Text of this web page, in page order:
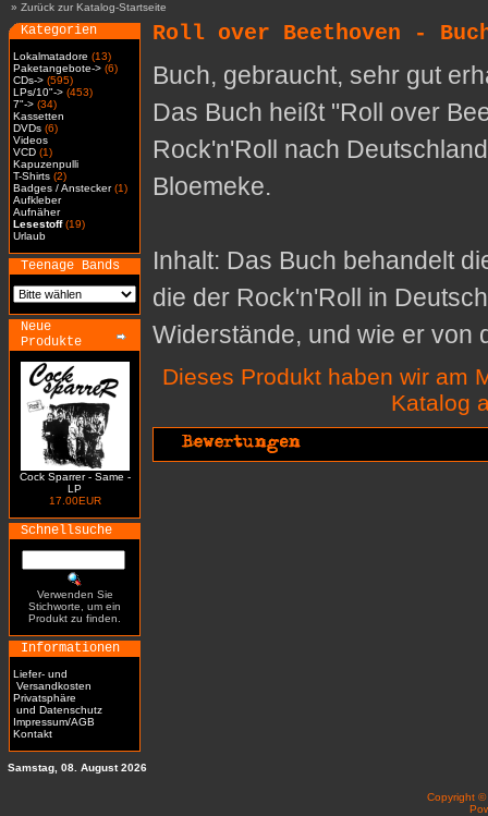
» Zurück zur Katalog-Startseite
Kategorien
Lokalmatadore (13)
Paketangebote-> (6)
CDs-> (595)
LPs/10"-> (453)
7"-> (34)
Kassetten
DVDs (6)
Videos
VCD (1)
Kapuzenpulli
T-Shirts (2)
Badges / Anstecker(1)
Aufkleber
Aufnäher
Lesestoff(19)
Urlaub
Teenage Bands
Neue
Produkte
Cock Sparrer - Same -
LP
17.00EUR
Schnellsuche
Verwenden Sie
Stichworte, um ein
Produkt zu finden.
Informationen
Liefer- und
Versandkosten
Privatsphäre
und Datenschutz
Impressum/AGB
Kontakt
Roll over Beethoven -
Buch, gebraucht, sehr gut
Das Buch heißt "Roll over
Rock'n'Roll nach
Bloemeke.
Inhalt: Das Buch behandelt
die der Rock'n'Roll in
Widerstände, und wie er von
Dieses Produkt haben wir am
Katalog
Samstag, 08. August 2026
Copyright